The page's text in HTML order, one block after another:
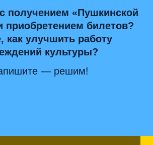
получением «Пушкинской
приобретением билетов?
как улучшить работу
культуры?
— решим!